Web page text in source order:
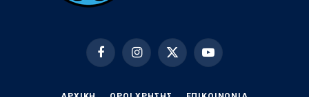
FacebookInstagramX
YouTube